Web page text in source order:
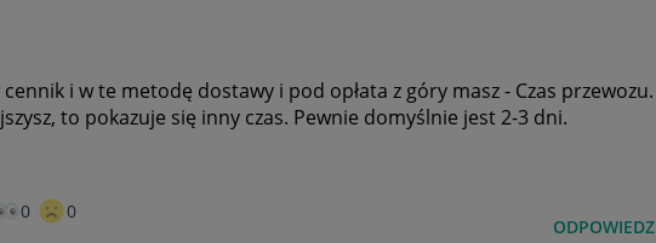
i w te metodę dostawy i pod opłata z góry masz - Czas przewozu.
to pokazuje się inny czas. Pewnie domyślnie jest 2-3 dni.
0 0
ODPOWIEDZ